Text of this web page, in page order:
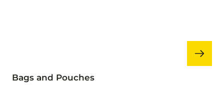
Bags and Pouches